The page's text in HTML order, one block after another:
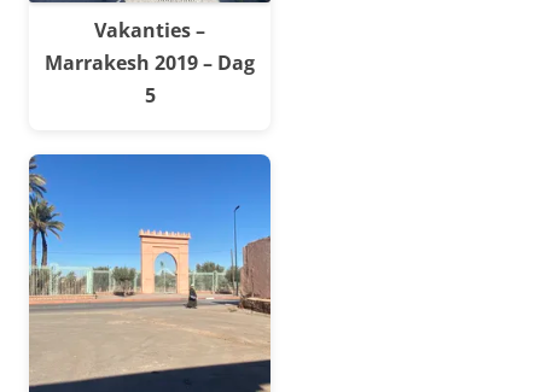
Vakanties –
Marrakesh 2019 – Dag
5